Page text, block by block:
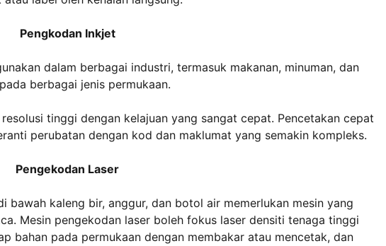
Pengkodan Inkjet
dalam berbagai industri, termasuk makanan, minuman, dan
berbagai jenis permukaan.
tinggi dengan kelajuan yang sangat cepat. Pencetakan cepat
perubatan dengan kod dan maklumat yang semakin kompleks.
Pengekodan Laser
bawah kaleng bir, anggur, dan botol air memerlukan mesin yang
Mesin pengekodan laser boleh fokus laser densiti tenaga tinggi
bahan pada permukaan dengan membakar atau mencetak, dan